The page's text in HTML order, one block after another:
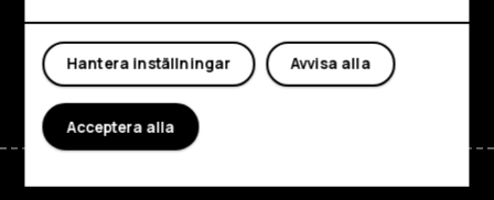
Kundservice
FacebookInstagram
TiktokYoutubeLinkedinDiscord
Avvisa alla
Hantera inställningar
Acceptera alla